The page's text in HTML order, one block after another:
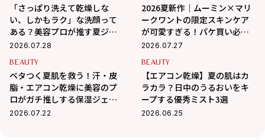
「さっぱり洗えて乾燥しな
い、しかもラク」な洗顔って
ある？美容プロが推す夏ジェ
ル3選
2026.07.28
2026夏新作｜ムーミン×マリ
ークワントの限定スキンケア
が可愛すぎる！パケ買い必至
＆夏の肌悩みも優秀ケア
2026.07.27
BEAUTY
ベタつく夏肌を救う！汗・皮
脂・エアコン乾燥に美容のプ
ロがガチ推しする保湿ジェル3
選
2026.07.22
BEAUTY
【エアコン乾燥】夏の肌はカ
ラカラ？日中のうるおいをキ
ープする優秀ミスト3選
2026.06.25